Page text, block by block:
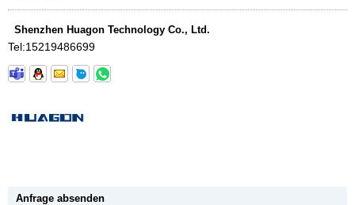
Shenzhen Huagon Technology Co., Ltd.
Tel:15219486699
Anfrage absenden